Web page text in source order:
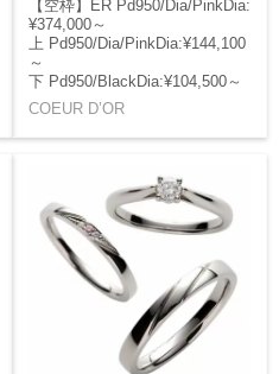
【空枠】ER Pd950/Dia/PinkDia:
¥374,000～
上 Pd950/Dia/PinkDia:¥144,100
～
下 Pd950/BlackDia:¥104,500～
COEUR D’OR